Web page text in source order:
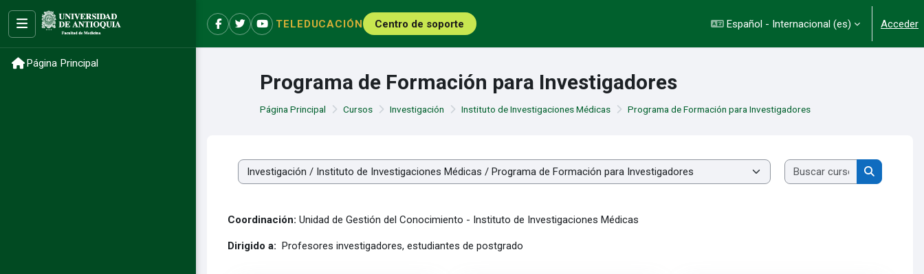
Facebook
X YouTube
TELEDUCACIÓN Centro de soporte Español - Internacional ‎(es)‎ Acceder
Ocultar menú
Página Principal
Programa de Formación para Investigadores
Página Principal Cursos Investigación Instituto de Investigaciones Médicas Programa de Formación para Investigadores
Categorías
Buscar cursos
Buscar
Coordinación: Unidad de Gestión del Conocimiento - Instituto de Investigaciones Médicas
Dirigido a: Profesores investigadores, estudiantes de postgrado